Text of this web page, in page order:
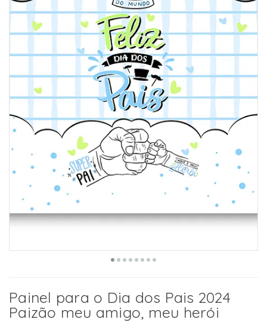
Painel para o Dia dos Pais 2024
Paizão meu amigo, meu herói